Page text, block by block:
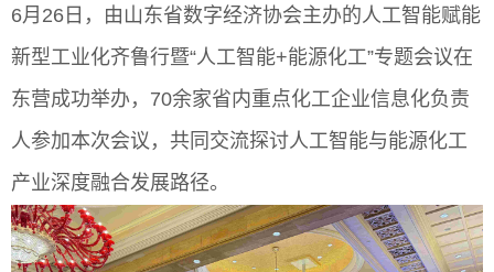
6月26日，由山东省数字经济协会主办的人工智能赋能
新型工业化齐鲁行暨“人工智能+能源化工”专题会议在
东营成功举办，70余家省内重点化工企业信息化负责
人参加本次会议，共同交流探讨人工智能与能源化工
产业深度融合发展路径。